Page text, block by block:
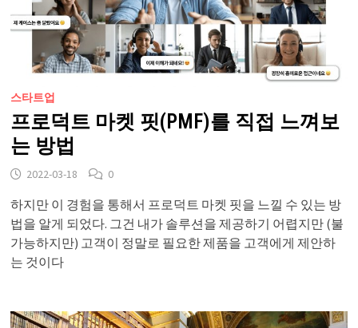
스타트업
프로덕트 마켓 핏(PMF)를 직접 느껴보
는 방법
2022-03-18 0
하지만 이 경험을 통해서 프로덕트 마켓 핏을 느낄 수 있는 방
법을 알게 되었다. 그건 내가 솔루션을 제공하기 어렵지만 (불
가능하지만) 고객이 정말로 필요한 제품을 고객에게 제안하
는 것이다